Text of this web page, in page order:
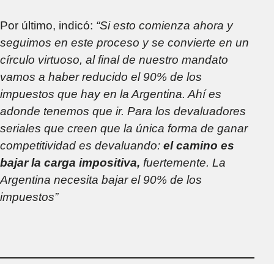
Por último, indicó: “Si esto comienza ahora y
seguimos en este proceso y se convierte en un
círculo virtuoso, al final de nuestro mandato
vamos a haber reducido el 90% de los
impuestos que hay en la Argentina. Ahí es
adonde tenemos que ir. Para los devaluadores
seriales que creen que la única forma de ganar
competitividad es devaluando: el camino es
bajar la carga impositiva, fuertemente. La
Argentina necesita bajar el 90% de los
impuestos”